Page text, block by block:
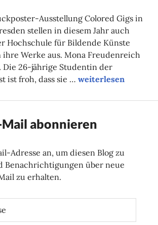
Ausstellung Colored Gigs in
stellen in diesem Jahr auch
Hochschule für Bildende Künste
ihre Werke aus. Mona Freudenreich
Die 26-jährige Studentin der
ist froh, dass sie …Konzertposter aus
weiterlesen
Mail abonnieren
Adresse an, um diesen Blog zu
Benachrichtigungen über neue
zu erhalten.